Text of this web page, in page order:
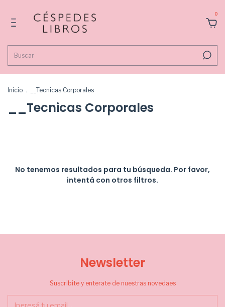
0
Inicio . __Tecnicas Corporales
__Tecnicas Corporales
No tenemos resultados para tu búsqueda. Por favor,
intentá con otros filtros.
Newsletter
Suscribite y enterate de nuestras novedaes